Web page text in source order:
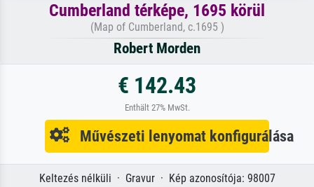
Cumberland térképe, 1695 körül
(Map of Cumberland, c.1695 )
Robert Morden
€ 142.43
Enthält 27% MwSt.
Művészeti lenyomat konfigurálása
Keltezés nélküli · Gravur · Kép azonosítója: 98007